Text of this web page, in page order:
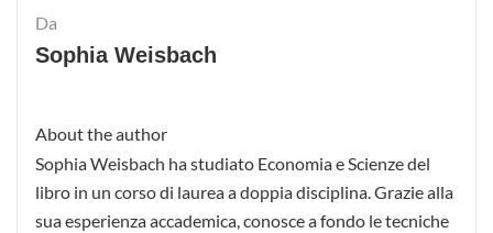
Da
Sophia Weisbach
About the author
Sophia Weisbach ha studiato Economia e Scienze del
libro in un corso di laurea a doppia disciplina. Grazie alla
sua esperienza accademica, conosce a fondo le tecniche